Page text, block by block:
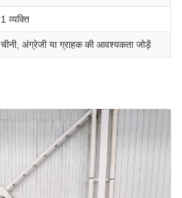
1 व्यक्ति
चीनी, अंग्रेजी या ग्राहक की आवश्यकता जोड़ें